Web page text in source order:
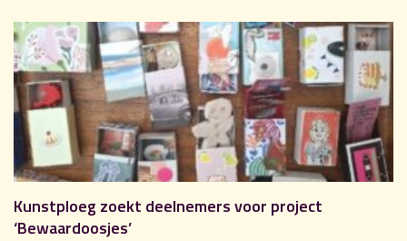
Kunstploeg zoekt deelnemers voor project
‘Bewaardoosjes’